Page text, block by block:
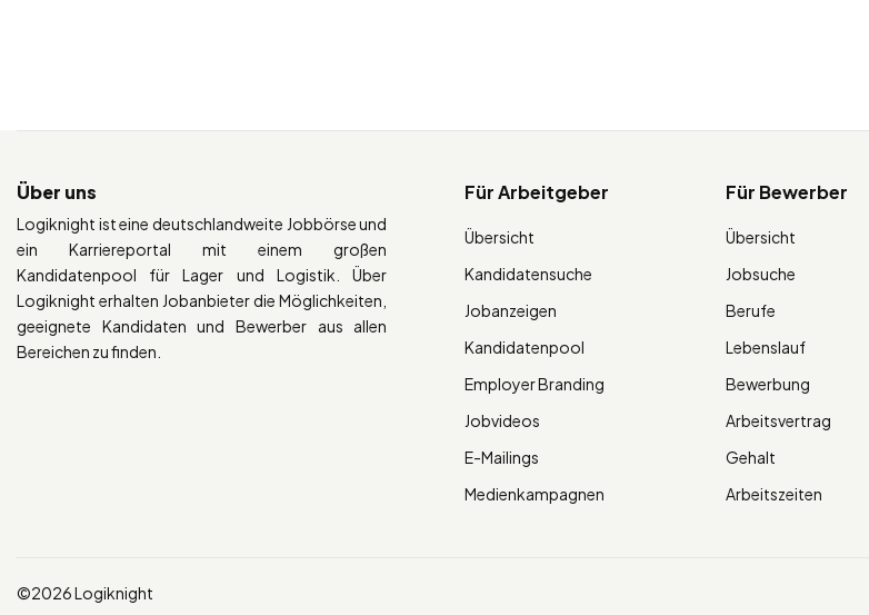
Über uns
Logiknight ist eine deutschlandweite Jobbörse und
ein Karriereportal mit einem großen
Kandidatenpool für Lager und Logistik. Über
Logiknight erhalten Jobanbieter die Möglichkeiten,
geeignete Kandidaten und Bewerber aus allen
Bereichen zu finden.
Für Arbeitgeber
Übersicht
Kandidatensuche
Jobanzeigen
Kandidatenpool
Employer Branding
Jobvideos
E-Mailings
Medienkampagnen
Für Bewerber
Übersicht
Jobsuche
Berufe
Lebenslauf
Bewerbung
Arbeitsvertrag
Gehalt
Arbeitszeiten
©2026 Logiknight